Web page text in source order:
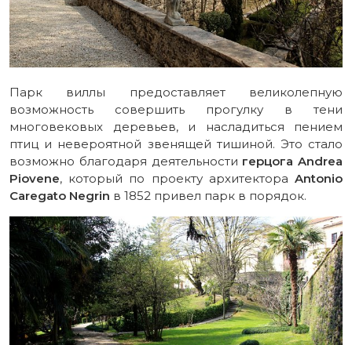
Парк виллы предоставляет великолепную
возможность совершить прогулку в тени
многовековых деревьев, и насладиться пением
птиц и невероятной звенящей тишиной. Это стало
возможно благодаря деятельности герцога Andrea
Piovene, который по проекту архитектора Antonio
Caregato Negrin в 1852 привел парк в порядок.